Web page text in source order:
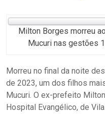
Milton Borges morreu
Mucuri nas gestões
Morreu no final da noite
de 2023, um dos filhos
Mucuri. O ex-prefeito
Hospital Evangélico, de